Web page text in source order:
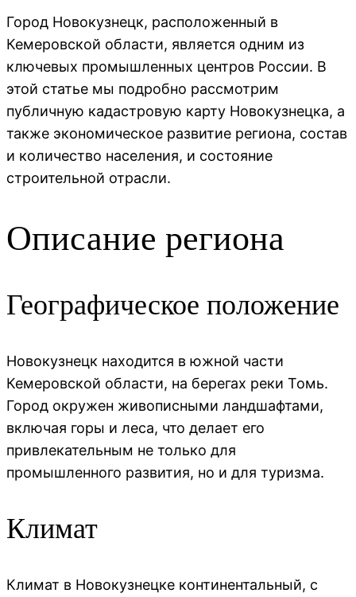
Город Новокузнецк, расположенный в
Кемеровской области, является одним из
ключевых промышленных центров России. В
этой статье мы подробно рассмотрим
публичную кадастровую карту Новокузнецка, а
также экономическое развитие региона, состав
и количество населения, и состояние
строительной отрасли.
Описание региона
Географическое положение
Новокузнецк находится в южной части
Кемеровской области, на берегах реки Томь.
Город окружен живописными ландшафтами,
включая горы и леса, что делает его
привлекательным не только для
промышленного развития, но и для туризма.
Климат
Климат в Новокузнецке континентальный, с